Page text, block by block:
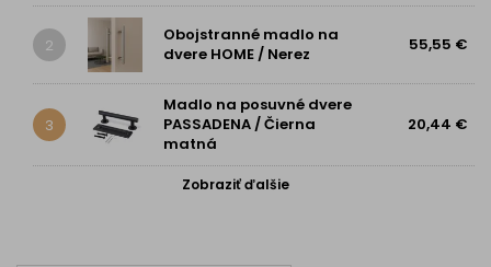
2
Obojstranné madlo na
dvere HOME / Nerez
55,55 €
3
Madlo na posuvné dvere
PASSADENA / Čierna
matná
20,44 €
Zobraziť ďalšie